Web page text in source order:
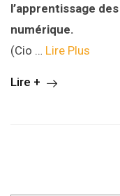
l’apprentissage
numérique.
(Cio … Lire Plus
Lire +